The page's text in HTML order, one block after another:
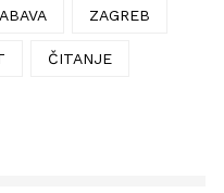
ZAGREB
ČITANJE